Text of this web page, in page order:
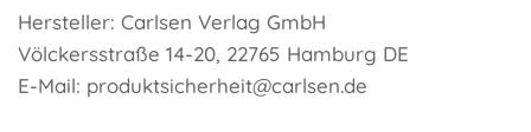
Hersteller: Carlsen Verlag GmbH
Völckersstraße 14-20, 22765 Hamburg DE
E-Mail: produktsicherheit@carlsen.de